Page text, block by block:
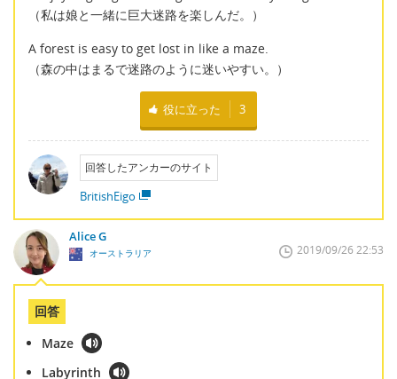
（私は娘と一緒に巨大迷路を楽しんだ。）
A forest is easy to get lost in like a maze.
（森の中はまるで迷路のように迷いやすい。）
役に立った 3
回答したアンカーのサイト
BritishEigo
Alice G
オーストラリア 2019/09/26 22:53
回答
Maze
Labyrinth